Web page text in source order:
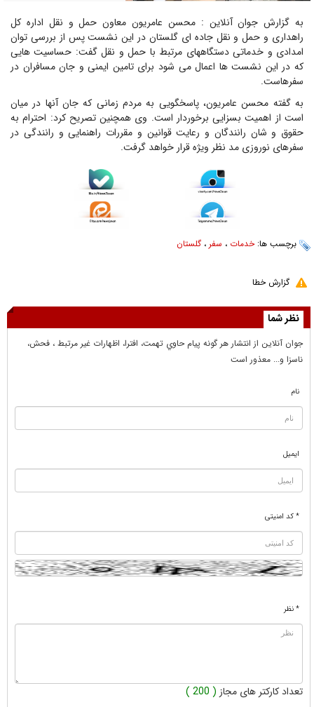
به گزارش جوان آنلاین : محسن عامریون معاون حمل و نقل اداره کل
راهداری و حمل و نقل جاده ای گلستان در این نشست پس از بررسی توان
امدادی و خدماتی دستگاههای مرتبط با حمل و نقل گفت: حساسیت هایی
که در این نشست ها اعمال می شود برای تامین ایمنی و جان مسافران در
سفرهاست.
به گفته محسن عامریون، پاسخگویی به مردم زمانی که جان آنها در میان
است از اهمیت بسزایی برخوردار است. وی همچنین تصریح کرد: احترام به
حقوق و شان رانندگان و رعایت قوانین و مقررات راهنمایی و رانندگی در
سفرهای نوروزی مد نظر ویژه قرار خواهد گرفت.
برچسب ها:خدمات ، سفر ، گلستان
گزارش خطا
نظر شما
جوان آنلاين از انتشار هر گونه پيام حاوي تهمت، افترا، اظهارات غير مرتبط ، فحش،
ناسزا و... معذور است
نام
ایمیل
* کد امنیتی
* نظر
تعداد کارکتر های مجاز ( 200 )